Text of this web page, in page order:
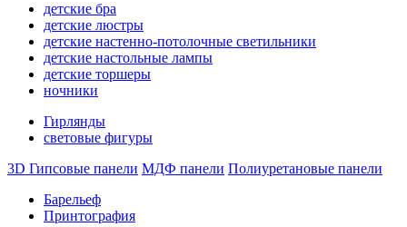
детские бра
детские люстры
детские настенно-потолочные светильники
детские настольные лампы
детские торшеры
ночники
Гирлянды
световые фигуры
3D Гипсовые панели МДФ панели Полиуретановые панели
Барельеф
Принтография